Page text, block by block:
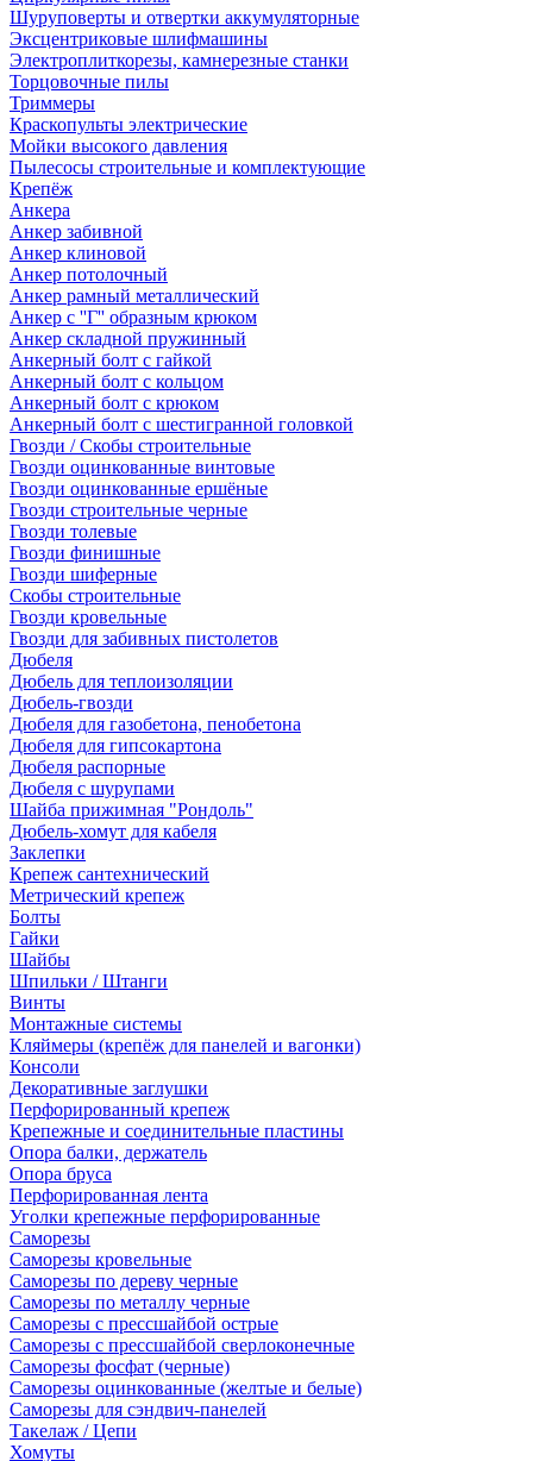
Шуруповерты и отвертки аккумуляторные
Эксцентриковые шлифмашины
Электроплиткорезы, камнерезные станки
Торцовочные пилы
Триммеры
Краскопульты электрические
Мойки высокого давления
Пылесосы строительные и комплектующие
Крепёж
Анкера
Анкер забивной
Анкер клиновой
Анкер потолочный
Анкер рамный металлический
Анкер с ''Г'' образным крюком
Анкер складной пружинный
Анкерный болт с гайкой
Анкерный болт с кольцом
Анкерный болт с крюком
Анкерный болт с шестигранной головкой
Гвозди / Скобы строительные
Гвозди оцинкованные винтовые
Гвозди оцинкованные ершёные
Гвозди строительные черные
Гвозди толевые
Гвозди финишные
Гвозди шиферные
Скобы строительные
Гвозди кровельные
Гвозди для забивных пистолетов
Дюбеля
Дюбель для теплоизоляции
Дюбель-гвозди
Дюбеля для газобетона, пенобетона
Дюбеля для гипсокартона
Дюбеля распорные
Дюбеля с шурупами
Шайба прижимная "Рондоль"
Дюбель-хомут для кабеля
Заклепки
Крепеж сантехнический
Метрический крепеж
Болты
Гайки
Шайбы
Шпильки / Штанги
Винты
Монтажные системы
Кляймеры (крепёж для панелей и вагонки)
Консоли
Декоративные заглушки
Перфорированный крепеж
Крепежные и соединительные пластины
Опора балки, держатель
Опора бруса
Перфорированная лента
Уголки крепежные перфорированные
Саморезы
Саморезы кровельные
Саморезы по дереву черные
Саморезы по металлу черные
Саморезы с прессшайбой острые
Саморезы с прессшайбой сверлоконечные
Саморезы фосфат (черные)
Саморезы оцинкованные (желтые и белые)
Саморезы для сэндвич-панелей
Такелаж / Цепи
Хомуты